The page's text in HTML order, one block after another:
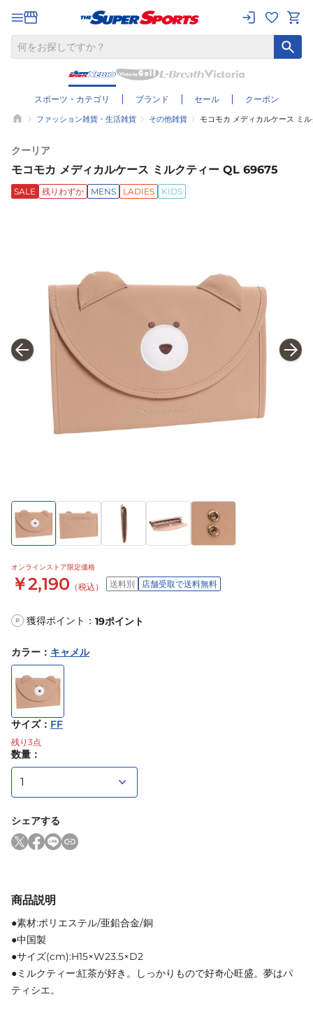
スポーツ・カテゴリ ブランド セール クーポン
ファッション雑貨・生活雑貨 その他雑貨 モコモカ メディカルケース ミ
クーリア
モコモカ メディカルケース ミルクティー QL 69675
SALE 残りわずか MENS LADIES KIDS
オンラインストア限定価格
￥2,190 （税込） 送料別 店舗受取で送料無料
P 獲得ポイント： 19ポイント
カラー ： キャメル
サイズ： FF
残り 3点
数量：
シェアする
商品説明
●素材:ポリエステル/亜鉛合金/銅
●中国製
●サイズ(cm):H15×W23.5×D2
●ミルクティー:紅茶が好き。しっかりもので好奇心旺盛。夢はパ
ティシエ。